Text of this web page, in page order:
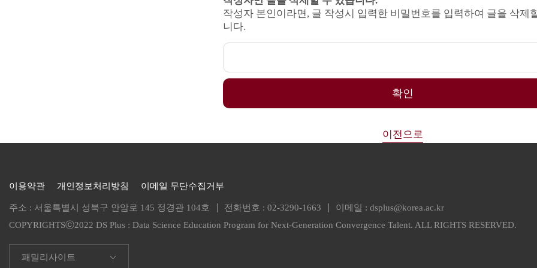
작성자 본인이라면, 글 작성시 입력한 비밀번호를 입력하여 글을 삭제
니다.
확인
이전으로
이용약관 개인정보처리방침 이메일 무단수집거부
주소 : 서울특별시 성북구 안암로 145 정경관 104호 전화번호 : 02-3290-1663 이메일 : dsplus@korea.ac.kr
COPYRIGHTSⓒ2022 DS Plus : Data Science Education Program for Next-Generation Convergence Talent. ALL RIGHTS RESERVED.
패밀리사이트